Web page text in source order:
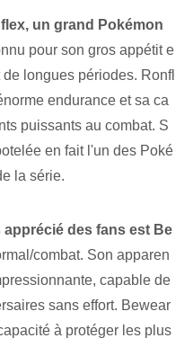
un grand Pokémon
pour son gros appétit e
longues périodes. Ronfl
endurance et sa ca
puissants au combat. S
en fait l'un des Poké
la série.
des fans est Be
combat. Son apparen
capable de
sans effort. Bewear
à protéger les plus